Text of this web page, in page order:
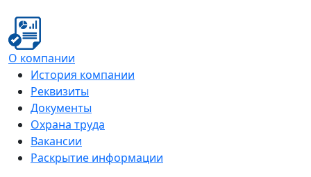
О компании
История компании
Реквизиты
Документы
Охрана труда
Вакансии
Раскрытие информации